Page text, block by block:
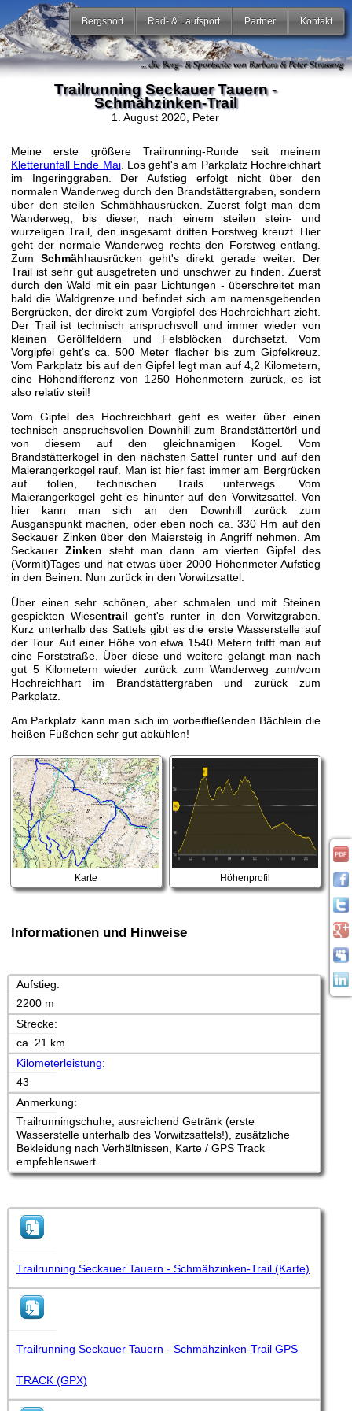
Bergsport Rad- & Laufsport Partner Kontakt
Trailrunning Seckauer Tauern -
Schmähzinken-Trail
1. August 2020 , Peter
Meine erste größere Trailrunning-Runde seit meinem
Kletterunfall Ende Mai. Los geht's am Parkplatz Hochreichhart
im Ingeringgraben. Der Aufstieg erfolgt nicht über den
normalen Wanderweg durch den Brandstättergraben, sondern
über den steilen Schmähhausrücken. Zuerst folgt man dem
Wanderweg, bis dieser, nach einem steilen stein- und
wurzeligen Trail, den insgesamt dritten Forstweg kreuzt. Hier
geht der normale Wanderweg rechts den Forstweg entlang.
Zum Schmähhausrücken geht's direkt gerade weiter. Der
Trail ist sehr gut ausgetreten und unschwer zu finden. Zuerst
durch den Wald mit ein paar Lichtungen - überschreitet man
bald die Waldgrenze und befindet sich am namensgebenden
Bergrücken, der direkt zum Vorgipfel des Hochreichhart zieht.
Der Trail ist technisch anspruchsvoll und immer wieder von
kleinen Geröllfeldern und Felsblöcken durchsetzt. Vom
Vorgipfel geht's ca. 500 Meter flacher bis zum Gipfelkreuz.
Vom Parkplatz bis auf den Gipfel legt man auf 4,2 Kilometern,
eine Höhendifferenz von 1250 Höhenmetern zurück, es ist
also relativ steil!
Vom Gipfel des Hochreichhart geht es weiter über einen
technisch anspruchsvollen Downhill zum Brandstättertörl und
von diesem auf den gleichnamigen Kogel. Vom
Brandstätterkogel in den nächsten Sattel runter und auf den
Maierangerkogel rauf. Man ist hier fast immer am Bergrücken
auf tollen, technischen Trails unterwegs. Vom
Maierangerkogel geht es hinunter auf den Vorwitzsattel. Von
hier kann man sich an den Downhill zurück zum
Ausganspunkt machen, oder eben noch ca. 330 Hm auf den
Seckauer Zinken über den Maiersteig in Angriff nehmen. Am
SeckauerZinken steht man dann am vierten Gipfel des
(Vormit)Tages und hat etwas über 2000 Höhenmeter Aufstieg
in den Beinen. Nun zurück in den Vorwitzsattel.
Über einen sehr schönen, aber schmalen und mit Steinen
gespickten Wiesentrail geht's runter in den Vorwitzgraben.
Kurz unterhalb des Sattels gibt es die erste Wasserstelle auf
der Tour. Auf einer Höhe von etwa 1540 Metern trifft man auf
eine Forststraße. Über diese und weitere gelangt man nach
gut 5 Kilometern wieder zurück zum Wanderweg zum/vom
Hochreichhart im Brandstättergraben und zurück zum
Parkplatz.
Am Parkplatz kann man sich im vorbeifließenden Bächlein die
heißen Füßchen sehr gut abkühlen!
Karte Höhenprofil
Informationen und Hinweise
Aufstieg:
2200 m
Strecke:
ca. 21 km
Kilometerleistung:
43
Anmerkung:
Trailrunningschuhe, ausreichend Getränk (erste
Wasserstelle unterhalb des Vorwitzsattels!), zusätzliche
Bekleidung nach Verhältnissen, Karte / GPS Track
empfehlenswert.
Trailrunning Seckauer Tauern - Schmähzinken-Trail (Karte)
Trailrunning Seckauer Tauern - Schmähzinken-Trail GPS
TRACK (GPX)